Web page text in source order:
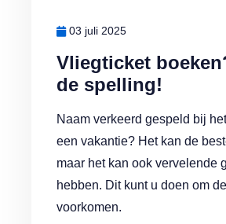
Vliegticket
de spelling!
03 juli 2025
Naam verkeerd gespeld bij
een vakantie? Het kan de
maar het kan ook vervelende
hebben. Dit kunt u doen om
voorkomen.